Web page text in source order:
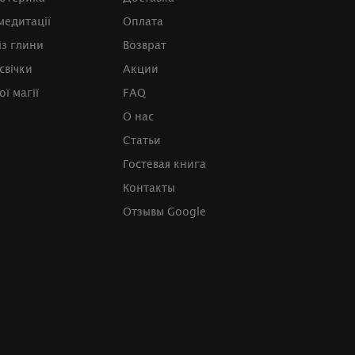
глини
магії
Оплата
Возврат
Акции
FAQ
О нас
Статьи
Гостевая книга
Контакты
Отзывы Google